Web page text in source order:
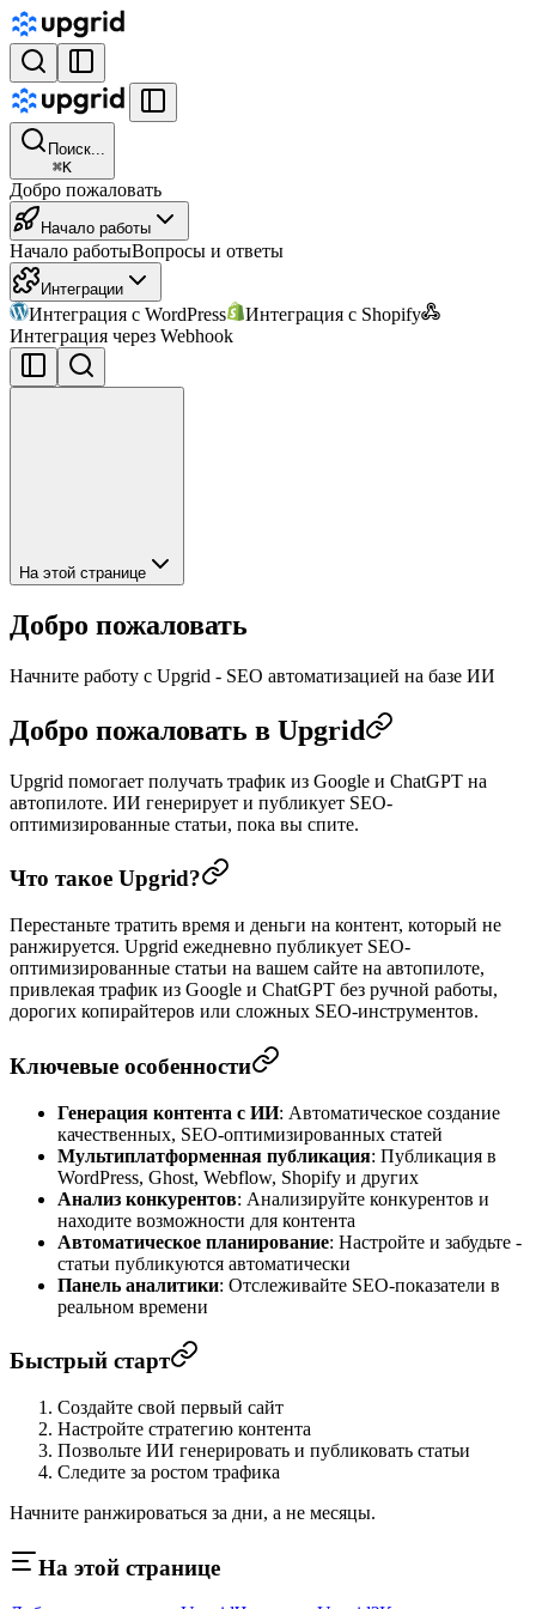
Поиск...
⌘K
Добро пожаловать
Начало работы
Начало работыВопросы и ответы
Интеграции
Интеграция с WordPress
Интеграция с Shopify
Интеграция через Webhook
На этой странице
Добро пожаловать
Начните работу с Upgrid - SEO автоматизацией на базе ИИ
Добро пожаловать в Upgrid
Upgrid помогает получать трафик из Google и ChatGPT на
автопилоте. ИИ генерирует и публикует SEO-
оптимизированные статьи, пока вы спите.
Что такое Upgrid?
Перестаньте тратить время и деньги на контент, который не
ранжируется. Upgrid ежедневно публикует SEO-
оптимизированные статьи на вашем сайте на автопилоте,
привлекая трафик из Google и ChatGPT без ручной работы,
дорогих копирайтеров или сложных SEO-инструментов.
Ключевые особенности
Генерация контента с ИИ: Автоматическое создание
качественных, SEO-оптимизированных статей
Мультиплатформенная публикация: Публикация в
WordPress, Ghost, Webflow, Shopify и других
Анализ конкурентов: Анализируйте конкурентов и
находите возможности для контента
Автоматическое планирование: Настройте и забудьте -
статьи публикуются автоматически
Панель аналитики: Отслеживайте SEO-показатели в
реальном времени
Быстрый старт
Создайте свой первый сайт
Настройте стратегию контента
Позвольте ИИ генерировать и публиковать статьи
Следите за ростом трафика
Начните ранжироваться за дни, а не месяцы.
На этой странице